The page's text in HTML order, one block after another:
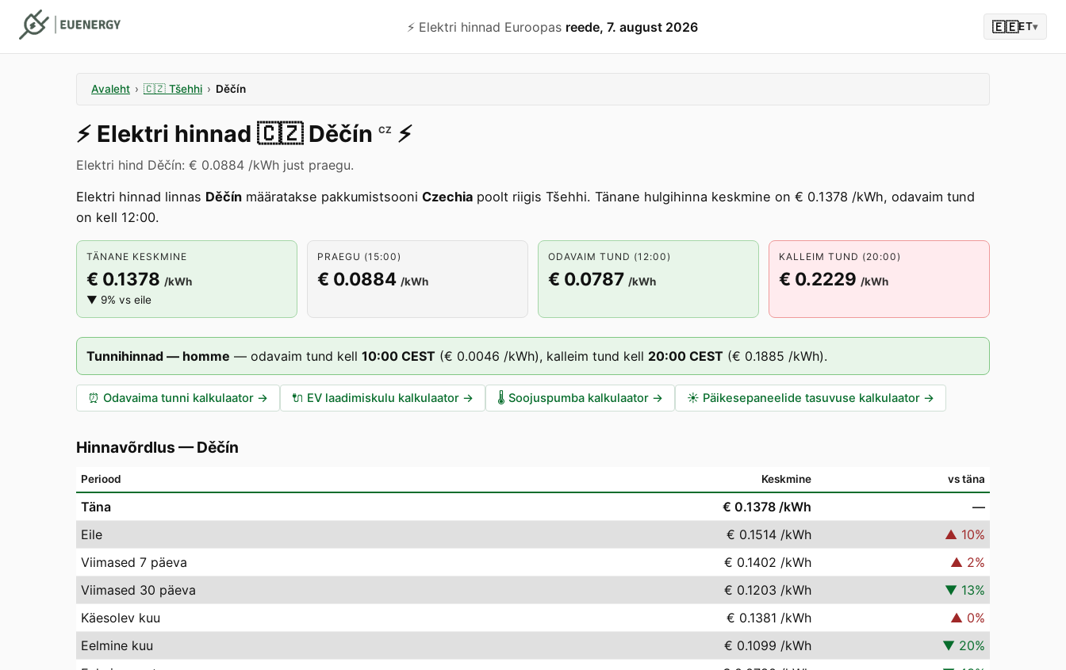
⚡️ Elektri hinnad Euroopas reede, 7. august 2026 🇪🇪ET▾
Avaleht › 🇨🇿 Tšehhi › Děčín
⚡️ Elektri hinnad 🇨🇿 Děčín CZ ⚡️
Elektri hind Děčín: € 0.0884 /kWh just praegu.
Elektri hinnad linnas Děčín määratakse pakkumistsooni Czechia poolt riigis Tšehhi. Tänane hulgihinna keskmine on € 0.1378 /kWh, odavaim tund
on kell 12:00.
TÄNANE KESKMINE
€ 0.1378 /kWh
▼ 9% vs eile
PRAEGU (15:00)
€ 0.0884 /kWh
ODAVAIM TUND (12:00)
€ 0.0787 /kWh
KALLEIM TUND (20:00)
€ 0.2229 /kWh
Tunnihinnad — homme — odavaim tund kell 10:00 CEST (€ 0.0046 /kWh), kalleim tund kell 20:00 CEST (€ 0.1885 /kWh).
⏰ Odavaima tunni kalkulaator → 🔌 EV laadimiskulu kalkulaator → 🌡️ Soojuspumba kalkulaator → ☀️ Päikesepaneelide tasuvuse kalkulaator →
Hinnavõrdlus —Děčín
Periood Keskmine vs täna
Täna € 0.1378 /kWh
—
Eile
€ 0.1514 /kWh ▲ 10%
Viimased 7 päeva
€ 0.1402 /kWh ▲ 2%
Viimased 30 päeva
€ 0.1203 /kWh ▼ 13%
Käesolev kuu
€ 0.1381 /kWh ▲ 0%
Eelmine kuu
€ 0.1099 /kWh ▼ 20%